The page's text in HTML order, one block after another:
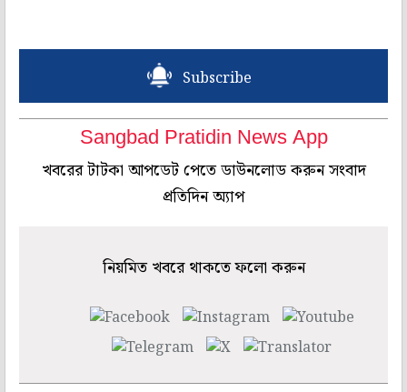
Subscribe
Sangbad Pratidin News App
খবরের টাটকা আপডেট পেতে ডাউনলোড করুন সংবাদ
প্রতিদিন অ্যাপ
নিয়মিত খবরে থাকতে ফলো করুন